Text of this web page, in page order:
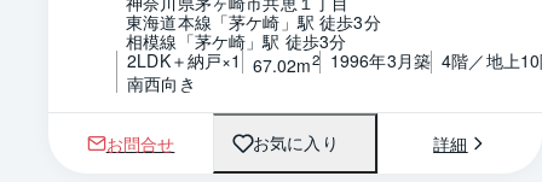
東海道本線「茅ケ崎」駅 徒歩3分
相模線「茅ケ崎」駅 徒歩3分
2LDK＋納戸×1
67.02m2 1996年3月築 4階／地上
南西向き
お問合せ お気に入り 詳細
1 / 0 間取り